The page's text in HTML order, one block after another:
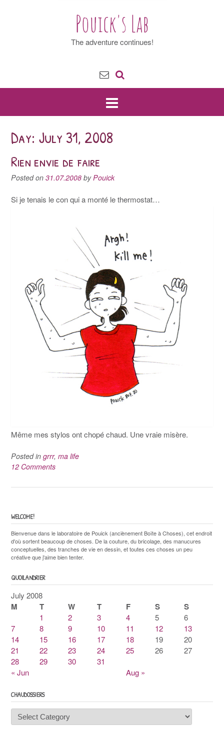
Pouick's Lab
The adventure continues!
Day: July 31, 2008
Rien envie de faire
Posted on 31.07.2008 byPouick
Si je tenais le con qui a monté le thermostat…
Même mes stylos ont chopé chaud. Une vraie misère.
Posted in grrr, ma life
12 Comments
WELCOME!
Bienvenue dans le laboratoire de Pouick (anciènement Boîte à Choses), cet endroit
d'où sortent beaucoup de choses. De la couture, du bricolage, des manucures
conceptuelles, des tranches de vie en dessin, et toutes ces choses un peu
créative que j'aime bien tenter.
QUOILANDRIER
July 2008
M T W T F S S
« Jun Aug »
1 2 3 4 5
6
7
8 9 10 11 12
13
14
15 16 17 18 19
20
21
22 23 24 25 26
27
28
29 30 31
CHAUDOSSIERS
Chaudossiers